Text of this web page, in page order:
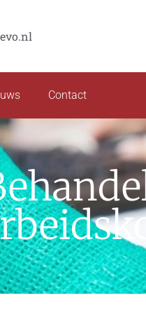
Contact